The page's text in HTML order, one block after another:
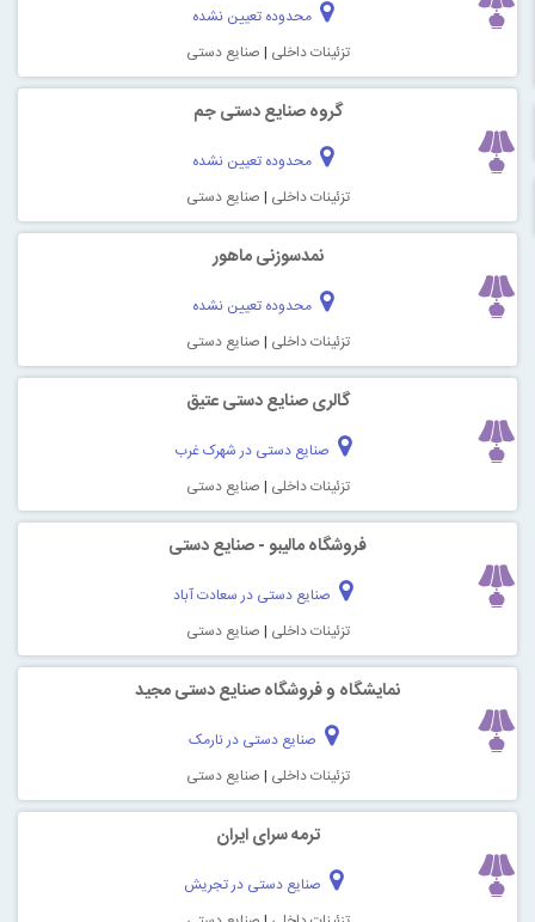
محدوده تعیین نشده
تزئینات داخلی | صنایع دستی
گروه صنایع دستی جم
محدوده تعیین نشده
تزئینات داخلی | صنایع دستی
نمدسوزنی ماهور
محدوده تعیین نشده
تزئینات داخلی | صنایع دستی
گالری صنایع دستی عتیق
صنایع دستی در شهرک غرب
تزئینات داخلی | صنایع دستی
فروشگاه مالیبو - صنایع دستی
صنایع دستی در سعادت آباد
تزئینات داخلی | صنایع دستی
نمایشگاه و فروشگاه صنایع دستی مجید
صنایع دستی در نارمک
تزئینات داخلی | صنایع دستی
ترمه سرای ایران
صنایع دستی در تجریش